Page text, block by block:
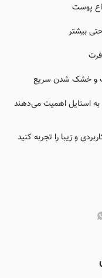
پوست
بیشتر
و خشک شدن سریع
استایل اهمیت می‌دهند
و زیبا را تجربه کنید